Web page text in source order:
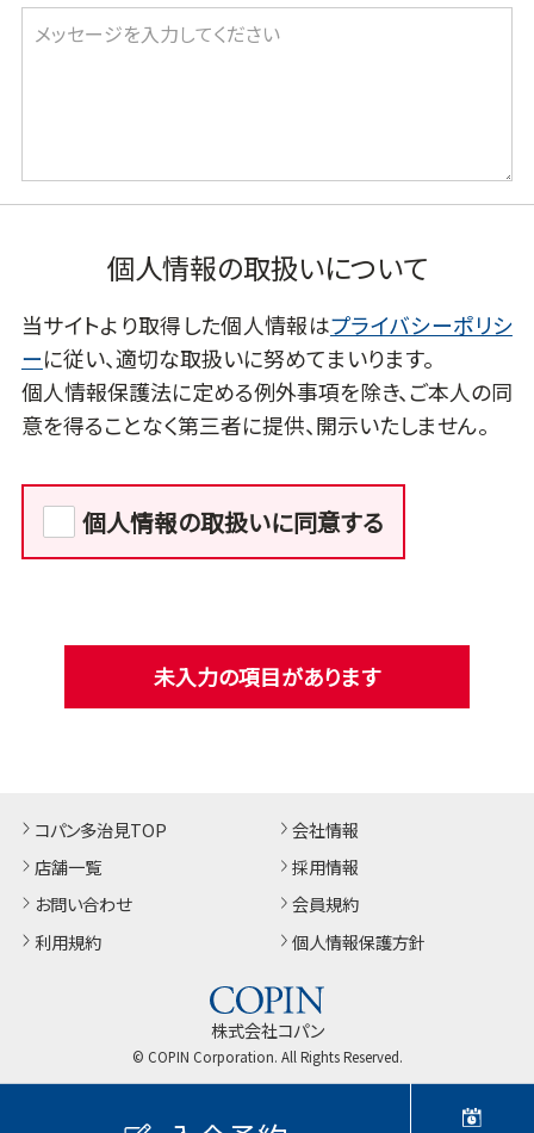
個人情報の取扱いについて
当サイトより取得した個人情報はプライバシーポリシ
ーに従い、適切な取扱いに努めてまいります。
個人情報保護法に定める例外事項を除き、ご本人の同
意を得ることなく第三者に提供、開示いたしません。
個人情報の取扱いに同意する
未入力の項目があります
コパン多治見TOP
店舗一覧
お問い合わせ
利用規約
会社情報
採用情報
会員規約
個人情報保護方針
株式会社コパン
© COPIN Corporation. All Rights Reserved.